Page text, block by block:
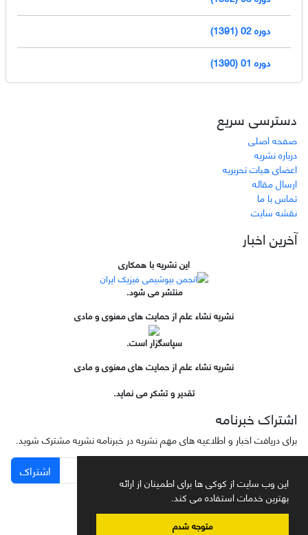
این وب سایت از کوکی ها برای اطمینان از ارائه
بهترین خدمات استفاده می کند.
متوجه شدم
دوره 02 (1391)
دوره 01 (1390)
دسترسی سریع
صفحه اصلی
درباره نشریه
اعضای هیات تحریریه
ارسال مقاله
تماس با ما
نقشه سایت
آخرین اخبار
این نشریه با همکاری
منتشر می شود.
نشریه نشاء علم از حمایت های معنوی و مادی
سپاسگزار است.
نشریه نشاء علم از حمایت های معنوی و مادی
تقدیر و تشکر می نماید.
اشتراک خبرنامه
برای دریافت اخبار و اطلاعیه های مهم نشریه در خبرنامه نشریه مشترک شوید.
اشتراک